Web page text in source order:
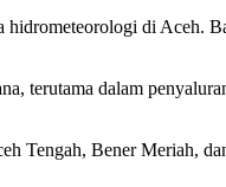
di Aceh.
terutama dalam
Tengah, Bener Meriah,